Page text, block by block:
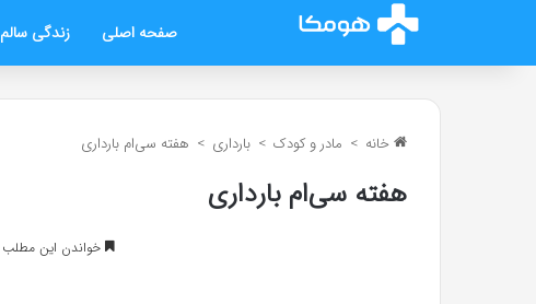
صفحه اصلی زندگی سالم
خانه > مادر و کودک > بارداری > هفته سی‌ام بارداری
هفته سی‌ام بارداری
خواندن این مطلب 5 دقیقه زمان میبرد